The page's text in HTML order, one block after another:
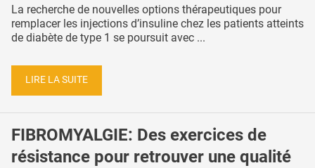
La recherche de nouvelles options thérapeutiques pour
remplacer les injections d’insuline chez les patients atteints
de diabète de type 1 se poursuit avec ...
LIRE LA SUITE
FIBROMYALGIE: Des exercices de
résistance pour retrouver une qualité